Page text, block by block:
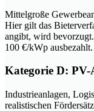
Mittelgroße
Hier gilt das
angibt, wird
100 €/kWp ausbezahlt.
Kategorie D:
Industrieanlagen,
realistischen